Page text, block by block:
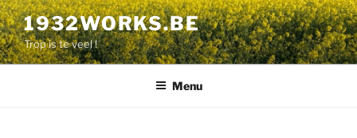
Aller
au
contenu
principal
1932WORKS.BE
Trop is te veel !
Menu